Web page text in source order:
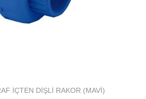
İÇTEN DIŞLI RAKOR (MAVI)